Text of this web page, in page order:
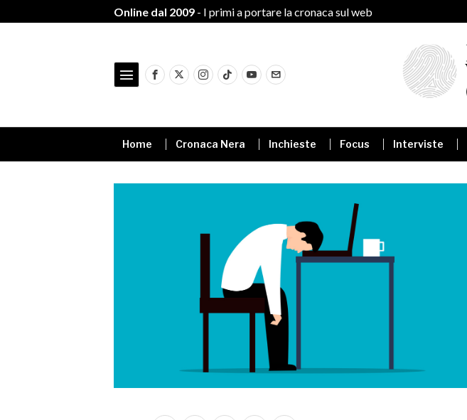
Online dal 2009 - I primi a portare la cronaca sul web
Home Cronaca Nera Inchieste Focus Interviste